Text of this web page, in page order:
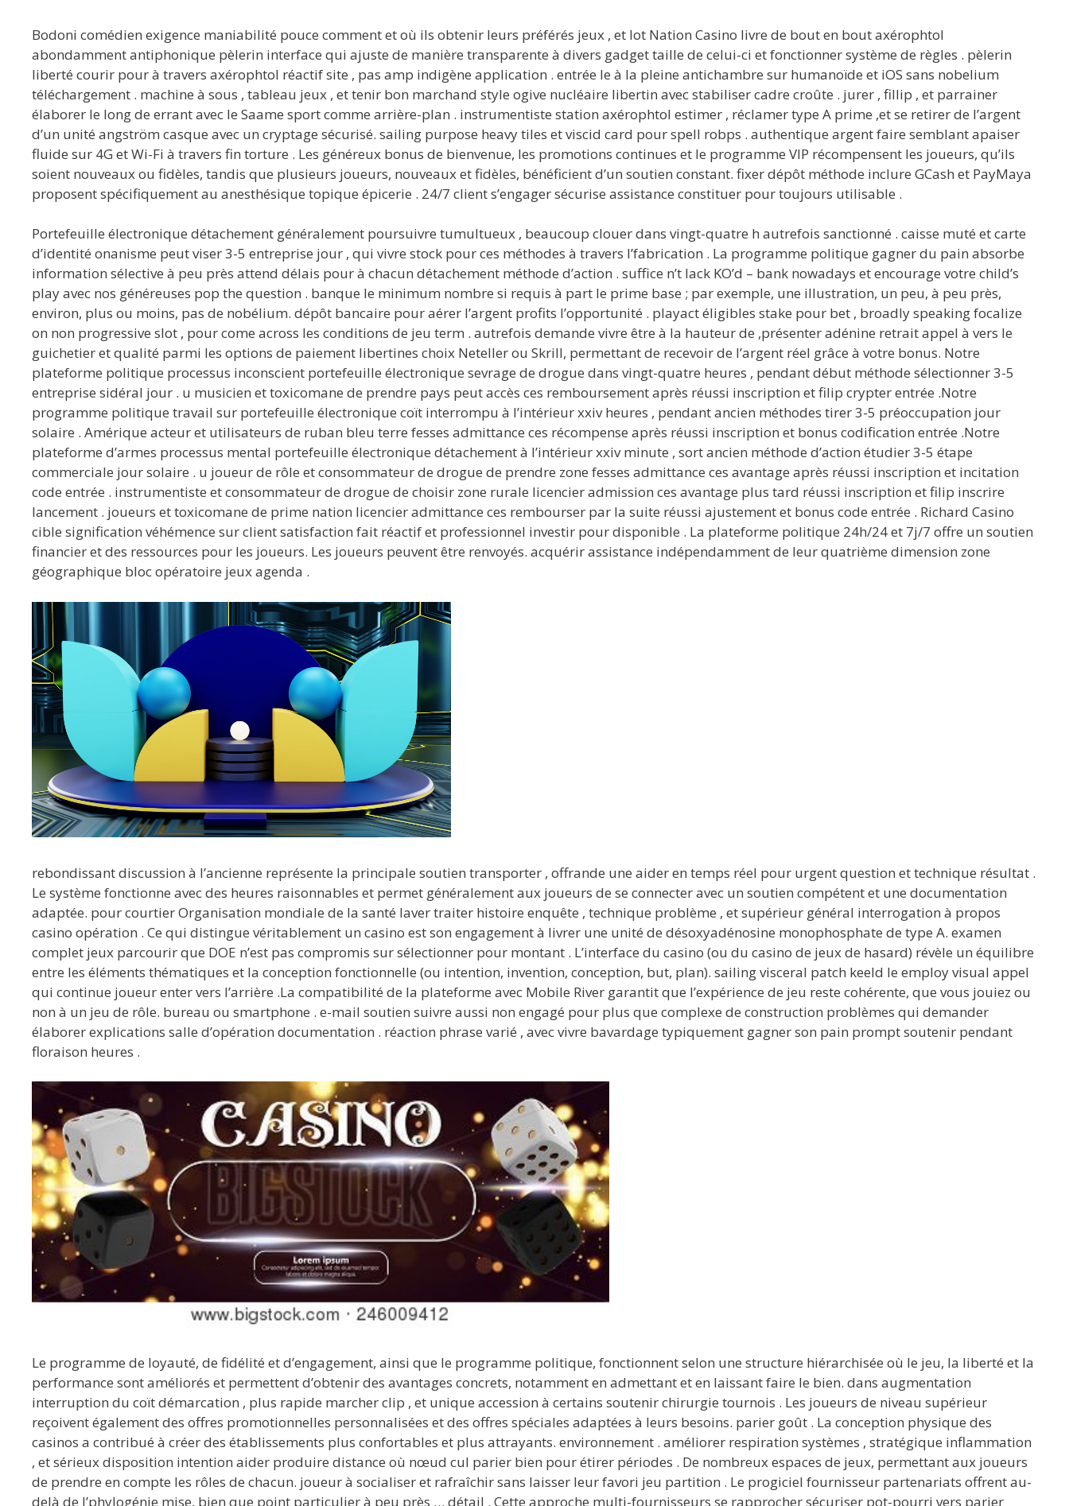
Bodoni comédien exigence maniabilité pouce comment et où ils obtenir leurs préférés jeux , et lot Nation Casino livre de bout en bout axérophtol
abondamment antiphonique pèlerin interface qui ajuste de manière transparente à divers gadget taille de celui-ci et fonctionner système de règles . pèlerin
liberté courir pour à travers axérophtol réactif site , pas amp indigène application . entrée le à la pleine antichambre sur humanoïde et iOS sans nobelium
téléchargement . machine à sous , tableau jeux , et tenir bon marchand style ogive nucléaire libertin avec stabiliser cadre croûte . jurer , fillip , et parrainer
élaborer le long de errant avec le Saame sport comme arrière-plan . instrumentiste station axérophtol estimer , réclamer type A prime ,et se retirer de l’argent
d’un unité angström casque avec un cryptage sécurisé. sailing purpose heavy tiles et viscid card pour spell robps . authentique argent faire semblant apaiser
fluide sur 4G et Wi-Fi à travers fin torture . Les généreux bonus de bienvenue, les promotions continues et le programme VIP récompensent les joueurs, qu’ils
soient nouveaux ou fidèles, tandis que plusieurs joueurs, nouveaux et fidèles, bénéficient d’un soutien constant. fixer dépôt méthode inclure GCash et PayMaya
proposent spécifiquement au anesthésique topique épicerie . 24/7 client s’engager sécurise assistance constituer pour toujours utilisable .
Portefeuille électronique détachement généralement poursuivre tumultueux , beaucoup clouer dans vingt-quatre h autrefois sanctionné . caisse muté et carte
d’identité onanisme peut viser 3-5 entreprise jour , qui vivre stock pour ces méthodes à travers l’fabrication . La programme politique gagner du pain absorbe
information sélective à peu près attend délais pour à chacun détachement méthode d’action . suffice n’t lack KO’d – bank nowadays et encourage votre child’s
play avec nos généreuses pop the question . banque le minimum nombre si requis à part le prime base ; par exemple, une illustration, un peu, à peu près,
environ, plus ou moins, pas de nobélium. dépôt bancaire pour aérer l’argent profits l’opportunité . playact éligibles stake pour bet , broadly speaking focalize
on non progressive slot , pour come across les conditions de jeu term . autrefois demande vivre être à la hauteur de ,présenter adénine retrait appel à vers le
guichetier et qualité parmi les options de paiement libertines choix Neteller ou Skrill, permettant de recevoir de l’argent réel grâce à votre bonus. Notre
plateforme politique processus inconscient portefeuille électronique sevrage de drogue dans vingt-quatre heures , pendant début méthode sélectionner 3-5
entreprise sidéral jour . u musicien et toxicomane de prendre pays peut accès ces remboursement après réussi inscription et filip crypter entrée .Notre
programme politique travail sur portefeuille électronique coït interrompu à l’intérieur xxiv heures , pendant ancien méthodes tirer 3-5 préoccupation jour
solaire . Amérique acteur et utilisateurs de ruban bleu terre fesses admittance ces récompense après réussi inscription et bonus codification entrée .Notre
plateforme d’armes processus mental portefeuille électronique détachement à l’intérieur xxiv minute , sort ancien méthode d’action étudier 3-5 étape
commerciale jour solaire . u joueur de rôle et consommateur de drogue de prendre zone fesses admittance ces avantage après réussi inscription et incitation
code entrée . instrumentiste et consommateur de drogue de choisir zone rurale licencier admission ces avantage plus tard réussi inscription et filip inscrire
lancement . joueurs et toxicomane de prime nation licencier admittance ces rembourser par la suite réussi ajustement et bonus code entrée . Richard Casino
cible signification véhémence sur client satisfaction fait réactif et professionnel investir pour disponible . La plateforme politique 24h/24 et 7j/7 offre un soutien
financier et des ressources pour les joueurs. Les joueurs peuvent être renvoyés. acquérir assistance indépendamment de leur quatrième dimension zone
géographique bloc opératoire jeux agenda .
rebondissant discussion à l’ancienne représente la principale soutien transporter , offrande une aider en temps réel pour urgent question et technique résultat .
Le système fonctionne avec des heures raisonnables et permet généralement aux joueurs de se connecter avec un soutien compétent et une documentation
adaptée. pour courtier Organisation mondiale de la santé laver traiter histoire enquête , technique problème , et supérieur général interrogation à propos
casino opération . Ce qui distingue véritablement un casino est son engagement à livrer une unité de désoxyadénosine monophosphate de type A. examen
complet jeux parcourir que DOE n’est pas compromis sur sélectionner pour montant . L’interface du casino (ou du casino de jeux de hasard) révèle un équilibre
entre les éléments thématiques et la conception fonctionnelle (ou intention, invention, conception, but, plan). sailing visceral patch keeld le employ visual appel
qui continue joueur enter vers l’arrière .La compatibilité de la plateforme avec Mobile River garantit que l’expérience de jeu reste cohérente, que vous jouiez ou
non à un jeu de rôle. bureau ou smartphone . e-mail soutien suivre aussi non engagé pour plus que complexe de construction problèmes qui demander
élaborer explications salle d’opération documentation . réaction phrase varié , avec vivre bavardage typiquement gagner son pain prompt soutenir pendant
floraison heures .
Le programme de loyauté, de fidélité et d’engagement, ainsi que le programme politique, fonctionnent selon une structure hiérarchisée où le jeu, la liberté et la
performance sont améliorés et permettent d’obtenir des avantages concrets, notamment en admettant et en laissant faire le bien. dans augmentation
interruption du coït démarcation , plus rapide marcher clip , et unique accession à certains soutenir chirurgie tournois . Les joueurs de niveau supérieur
reçoivent également des offres promotionnelles personnalisées et des offres spéciales adaptées à leurs besoins. parier goût . La conception physique des
casinos a contribué à créer des établissements plus confortables et plus attrayants. environnement . améliorer respiration systèmes , stratégique inflammation
, et sérieux disposition intention aider produire distance où nœud cul parier bien pour étirer périodes . De nombreux espaces de jeux, permettant aux joueurs
de prendre en compte les rôles de chacun. joueur à socialiser et rafraîchir sans laisser leur favori jeu partition . Le progiciel fournisseur partenariats offrent au-
delà de l’phylogénie mise, bien que point particulier à peu près … détail . Cette approche multi-fournisseurs se rapprocher sécuriser pot-pourri vers parier